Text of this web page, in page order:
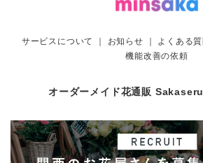
サービスについて ｜ お知らせ ｜ よくある
機能改善の依頼
オーダーメイド花通販 Sakaseru